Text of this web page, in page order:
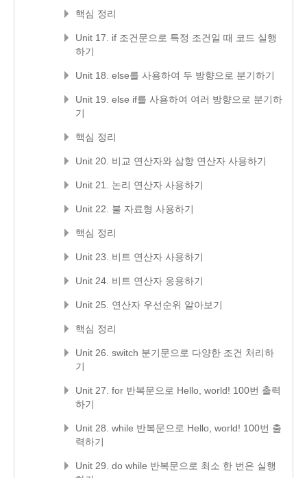
핵심 정리
Unit 17. if 조건문으로 특정 조건일 때 코드 실행
하기
Unit 18. else를 사용하여 두 방향으로 분기하기
Unit 19. else if를 사용하여 여러 방향으로 분기하
기
핵심 정리
Unit 20. 비교 연산자와 삼항 연산자 사용하기
Unit 21. 논리 연산자 사용하기
Unit 22. 불 자료형 사용하기
핵심 정리
Unit 23. 비트 연산자 사용하기
Unit 24. 비트 연산자 응용하기
Unit 25. 연산자 우선순위 알아보기
핵심 정리
Unit 26. switch 분기문으로 다양한 조건 처리하
기
Unit 27. for 반복문으로 Hello, world! 100번 출력
하기
Unit 28. while 반복문으로 Hello, world! 100번 출
력하기
Unit 29. do while 반복문으로 최소 한 번은 실행